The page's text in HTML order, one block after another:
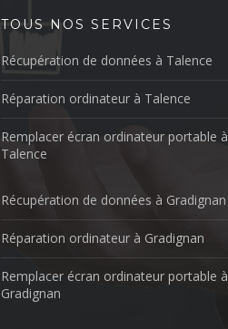
TOUS NOS SERVICES
Récupération de données à Talence
Réparation ordinateur à Talence
Remplacer écran ordinateur portable à
Talence
Récupération de données à Gradignan
Réparation ordinateur à Gradignan
Remplacer écran ordinateur portable à
Gradignan